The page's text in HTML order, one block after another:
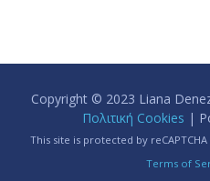
Copyright © 2023 Liana
Πολιτική Cookies |
This site is protected by
Terms of